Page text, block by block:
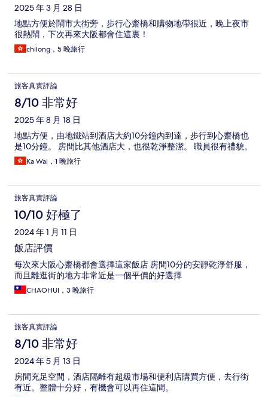
2025 年 3 月 28 日
地點方便於鬧市大街旁，步行心齋橋和購物地帶很近，晚上夜市
很熱鬧，下次再來大阪都會住這裏！
chilong，5 晚旅行
旅客真實評論
8/10 非常好
2025 年 8 月 18 日
地點方便，由地鐵站到酒店大約10分鐘內到達，步行到心齋橋也
是10分鐘。 房間比其他酒店大，也很乾淨整潔。 職員很有禮貌。
Ka Wai，1 晚旅行
旅客真實評論
10/10 好極了
2024 年 1 月 11 日
飯店評價
每次來大阪心齋橋都會選擇這家飯店 房間10分的安靜乾淨舒服，
而且離逛街的地方非常近是一個平價的好選擇
CHAOHUI，3 晚旅行
旅客真實評論
8/10 非常好
2024 年 5 月 13 日
房間充足空間，酒店隔離有超級市場和便利店購買方便，去行街
有近。整體十分好，有機會可以再住這間。